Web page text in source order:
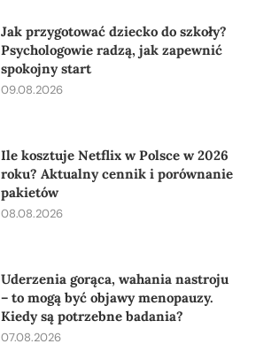
Jak przygotować dziecko do szkoły?
Psychologowie radzą, jak zapewnić
spokojny start
09.08.2026
Ile kosztuje Netflix w Polsce w 2026
roku? Aktualny cennik i porównanie
pakietów
08.08.2026
Uderzenia gorąca, wahania nastroju
– to mogą być objawy menopauzy.
Kiedy są potrzebne badania?
07.08.2026